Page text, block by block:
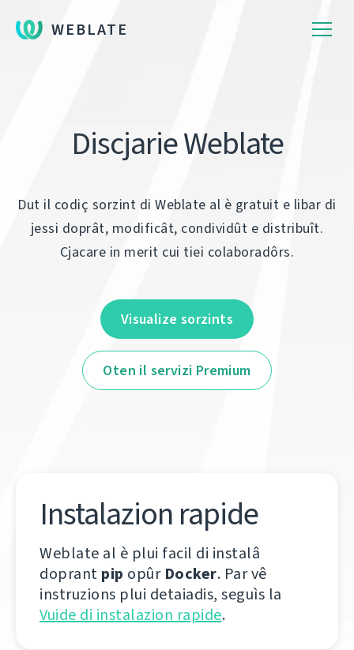
WEBLATE
Discjarie Weblate
Dut il codiç sorzint di Weblate al è gratuit e libar di
jessi doprât, modificât, condividût e distribuît.
Cjacare in merit cui tiei colaboradôrs.
Visualize sorzints
Oten il servizi Premium
Instalazion rapide
Weblate al è plui facil di instalâ
doprant pip opûr Docker. Par vê
instruzions plui detaiadis, seguìs la
Vuide di instalazion rapide.